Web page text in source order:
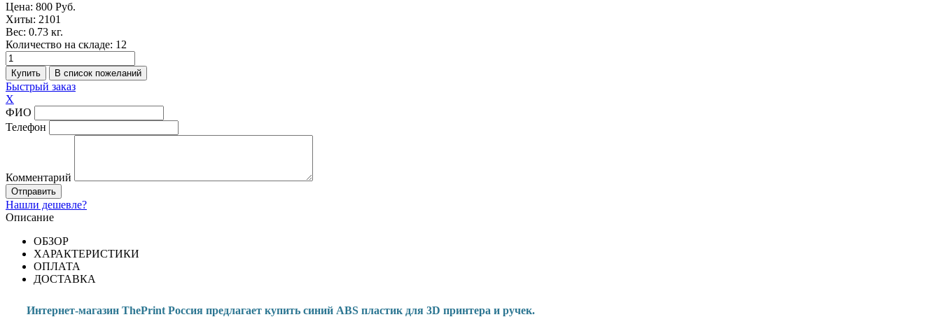
Цена: 800 Руб.
Хиты: 2101
Вес: 0.73 кг.
Количество на складе: 12
Быстрый заказ
X
ФИО
Телефон
Комментарий
Нашли дешевле?
Описание
ОБЗОР
ХАРАКТЕРИСТИКИ
ОПЛАТА
ДОСТАВКА
Интернет-магазин ThePrint Россия предлагает купить синий ABS пластик для 3D принтера и ручек.